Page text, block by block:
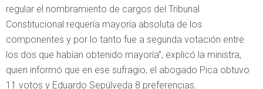
regular el nombramiento de cargos del Tribunal
Constitucional requería mayoría absoluta de los
componentes y por lo tanto fue a segunda votación entre
los dos que habían obtenido mayoría”, explicó la ministra,
quien informó que en ese sufragio, el abogado Pica obtuvo
11 votos y Eduardo Sepúlveda 8 preferencias.